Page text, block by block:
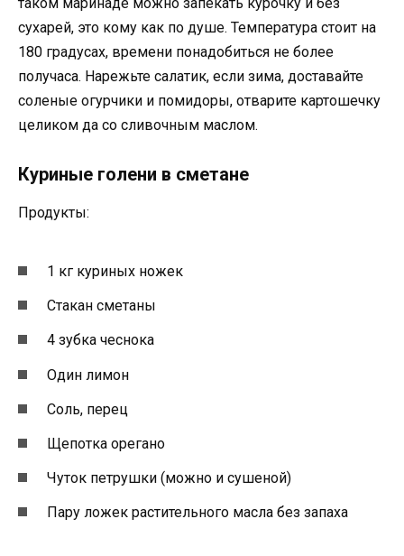
таком маринаде можно запекать курочку и без
сухарей, это кому как по душе. Температура стоит на
180 градусах, времени понадобиться не более
получаса. Нарежьте салатик, если зима, доставайте
соленые огурчики и помидоры, отварите картошечку
целиком да со сливочным маслом.
Куриные голени в сметане
Продукты:
1 кг куриных ножек
Стакан сметаны
4 зубка чеснока
Один лимон
Соль, перец
Щепотка орегано
Чуток петрушки (можно и сушеной)
Пару ложек растительного масла без запаха